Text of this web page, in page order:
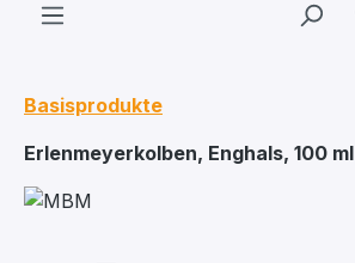
Basisprodukte
Erlenmeyerkolben, Enghals, 100 ml